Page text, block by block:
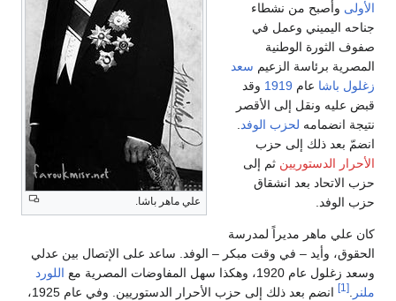
من نشطاء
وعمل في
الوطنية
الزعيم سعد
عام 1919 وقد
إلى الأقصر
لحزب الوفد.
إلى حزب
ثم إلى
بعد انشقاق
مديراً لمدرسة
– في وقت مبكر – الوفد. ساعد على الإتصال بين عدلي
المصرية مع
اللورد
انضم بعد ذلك إلى حزب الأحرار الدستوريين. وفي عام 1925،